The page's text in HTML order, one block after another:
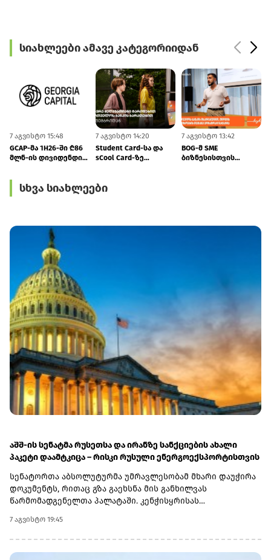
სიახლეები ამავე კატეგორიიდან
7 აგვისტო 15:48
GCAP-მა 1H26-ში ₾86
მლნ-ის დივიდენდი
7 აგვისტო 14:20
Student Card-სა და
sCool Card-ზე
შეღავათიანი ტარიფი
7 აგვისტო 13:42
BOG-მ SME
ბიზნესისთვის
სხვა სიახლეები
აშშ-ის სენატმა რუსეთსა და ირანზე სანქციების ახალი
პაკეტი დაამტკიცა – რისკი რუსული ენერგოექსპორტისთვის
სენატორთა აბსოლუტურმა უმრავლესობამ მხარი დაუჭირა
დოკუმენტს, რითაც გზა გაეხსნა მის განხილვას
წარმომადგენელთა პალატაში. კენჭისყრისას
წინააღმდეგ კანონპროექტზე, სახელწოდებით „ლინდსი ო.
გრემის 2026 წლის სანქციების აქტი რუსეთისა და ირანის
წინააღმდეგ“. საბოლოო დათვლით შედეგი 86 ხმა 11-ის
7 აგვისტო 19:45